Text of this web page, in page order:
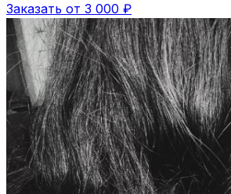
Заказать от 3 000 ₽